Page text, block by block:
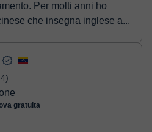
Per molti anni ho
che insegna inglese a...
gratuita